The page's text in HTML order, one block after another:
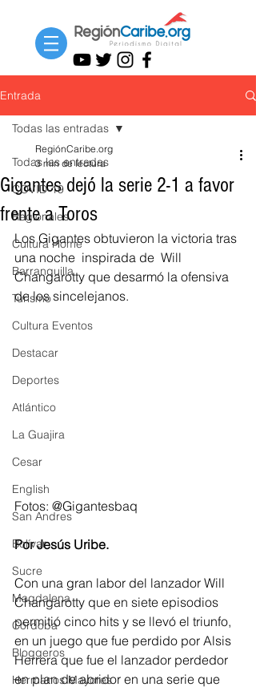
Entrada
Todas las entradas
COVID-19
Regionales
Cultura Home
Barranquilla
Turismo
Cultura Eventos
Destacar
Deportes
Atlántico
La Guajira
Cesar
English
San Andres
Bolívar
Sucre
Magdalena
Córdoba
Bloggeros
Hermanos Mayores
Todas las entradas
Gigantes dejó la serie 2-1 a favor
frente a Toros
RegiónCaribe.org
3 min de lectura
Los Gigantes obtuvieron la victoria tras
una noche  inspirada de  Will
Changarotty que desarmó la ofensiva
de los sincelejanos.
Fotos: @Gigantesbaq
Por Jesús Uribe.
Con una gran labor del lanzador Will
Changarotty que en siete episodios
permitió cinco hits y se llevó el triunfo,
en un juego que fue perdido por Alsis
Herrera que fue el lanzador perdedor
en plan de abridor en una serie que